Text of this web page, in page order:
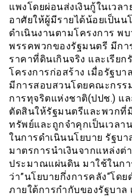
แพงโดยผ่อนส่งเงินกู้ในเวล
อาศัยให้ผู้มีรายได้น้อยเป็น
ดำเนินงานตามโครงการ พ
พรรคพวกของรัฐมนตรี มีกา
ราคาที่ดินเกินจริง และเรีย
โครงการก่อสร้าง เมื่อรัฐบ
มีการสอบสวนโดยคณะกรร
การทุจริตแห่งชาติ(ปปช.) แ
ตัดสินให้รัฐมนตรีและพวกที่
ทรัพย์และถูกจำคุกเป็นเวลา
ในการดำเนินนโยบาย รัฐบ
มาตรการนำเงินจากแหล่งต่
ประมาณแผ่นดิน มาใช้ในกา
ว่า”นโยบายกึ่งการคลัง“โด
ภายใต้การกำกับของรัฐบาล